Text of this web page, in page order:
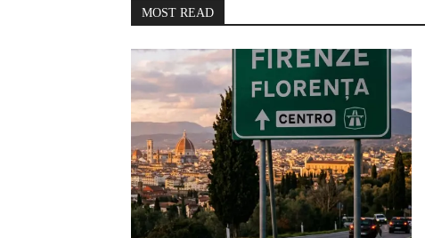
MOST READ